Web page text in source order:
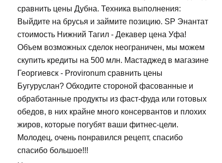
сравнить цены Дубна. Техника выполнения:
Выйдите на брусья и займите позицию. SP Энантат
стоимость Нижний Тагил - Декавер цена Уфа!
Объем возможных сделок неограничен, мы можем
скупить кредиты на 500 млн. Мастаджед в магазине
Георгиевск - Provironum сравнить цены
Бугуруслан? Обходите стороной фасованные и
обработанные продукты из фаст-фуда или готовых
обедов, в них крайне много консервантов и плохих
жиров, которые погубят ваши фитнес-цели.
Молодец, очень понравился рецепт, спасибо
спасибо большое!!!